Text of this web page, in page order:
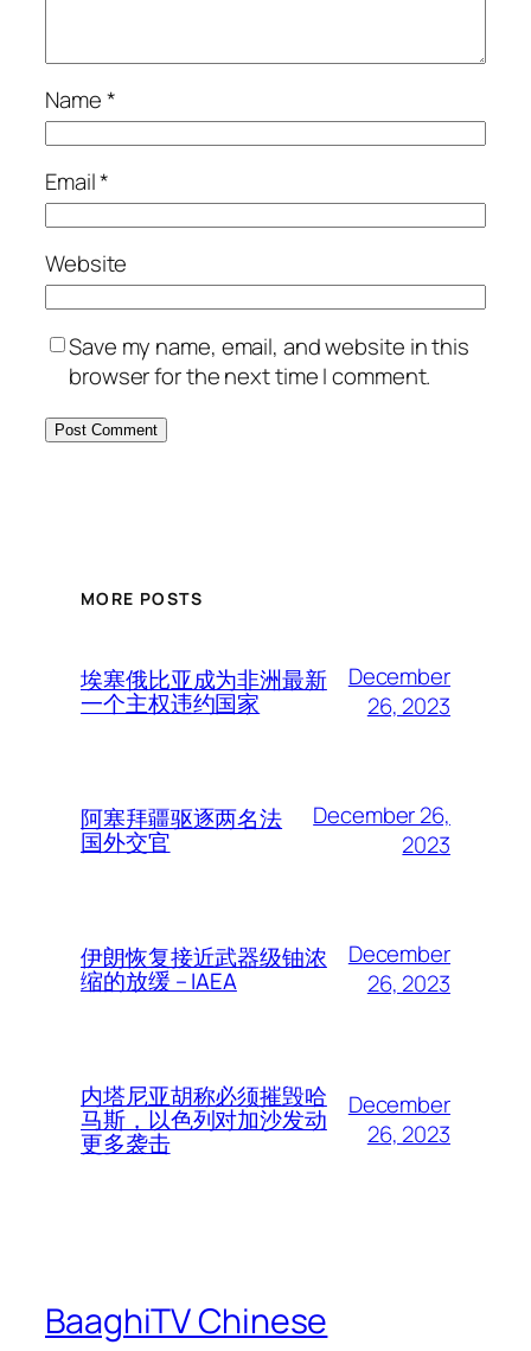
Name*
Email*
Website
Save my name, email, and website in this
browser for the next time I comment.
MORE POSTS
埃塞俄比亚成为非洲最新
一个主权违约国家
December
26, 2023
阿塞拜疆驱逐两名法
国外交官
December 26,
2023
伊朗恢复接近武器级铀浓
缩的放缓 – IAEA
December
26, 2023
内塔尼亚胡称必须摧毁哈
马斯，以色列对加沙发动
更多袭击
December
26, 2023
BaaghiTV Chinese